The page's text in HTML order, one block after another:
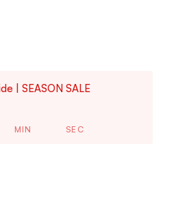
| SEASON SALE
MIN SEC